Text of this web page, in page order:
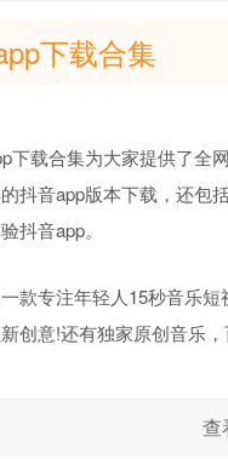
下载合集
下载合集为大家提供了全
抖音app版本下载，还包
抖音app。
款专注年轻人15秒音乐
创意!还有独家原创音乐
查